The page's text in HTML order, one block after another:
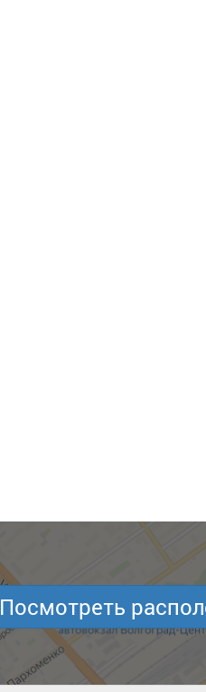
Посмотреть